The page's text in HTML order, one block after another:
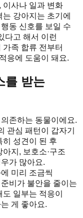
이사나 일과 변화
강아지는 초기에
동 신호를 보일 수
다고 해서 이런
족 합류 전부터
응에 도움이 돼요.
를 받는
존하는 동물이에요.
관심 패턴이 갑자기
히 성견이 된 후
지, 보호소·구조
가 많아요.
미리 조금씩
비가 불안을 줄이는
일부는 적응이
게 좋아요.